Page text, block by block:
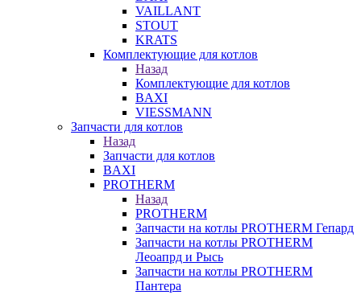
VAILLANT
STOUT
KRATS
Комплектующие для котлов
Назад
Комплектующие для котлов
BAXI
VIESSMANN
Запчасти для котлов
Назад
Запчасти для котлов
BAXI
PROTHERM
Назад
PROTHERM
Запчасти на котлы PROTHERM Гепард
Запчасти на котлы PROTHERM
Леоапрд и Рысь
Запчасти на котлы PROTHERM
Пантера